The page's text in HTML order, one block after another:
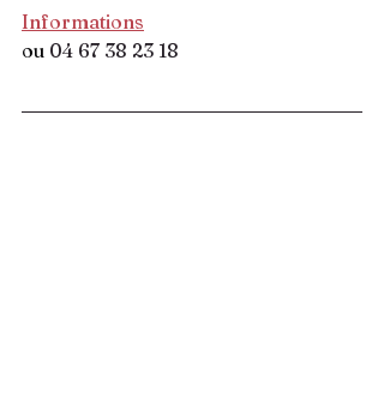
Informations
ou 04 67 38 23 18